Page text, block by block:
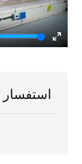
Enter
استفسار